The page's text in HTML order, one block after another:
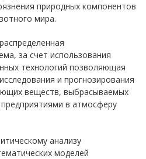
природных компонентов
мира.
за счет использования
технологий позволяющая
и прогнозирования
веществ, выбрасываемых
в атмосферу
анализу
моделей